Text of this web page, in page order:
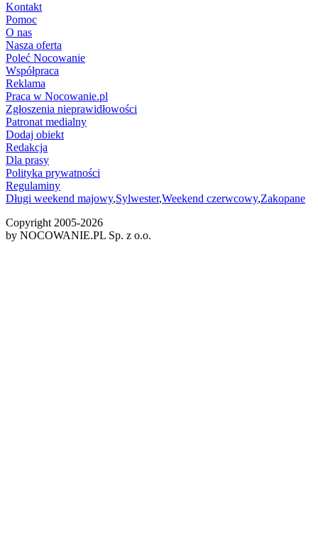
Kontakt
Pomoc
O nas
Nasza oferta
Poleć Nocowanie
Współpraca
Reklama
Praca w Nocowanie.pl
Zgłoszenia nieprawidłowości
Patronat medialny
Dodaj obiekt
Redakcja
Dla prasy
Polityka prywatności
Regulaminy
Długi weekend majowy,Sylwester,Weekend czerwcowy,Zakopane
Copyright 2005-2026
by NOCOWANIE.PL Sp. z o.o.